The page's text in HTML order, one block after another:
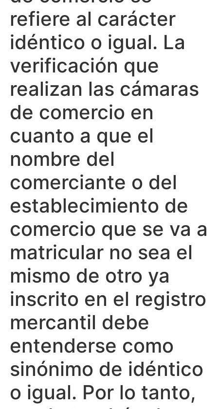
refiere al carácter
idéntico o igual. La
verificación que
realizan las cámaras
de comercio en
cuanto a que el
nombre del
comerciante o del
establecimiento de
comercio que se va a
matricular no sea el
mismo de otro ya
inscrito en el registro
mercantil debe
entenderse como
sinónimo de idéntico
o igual. Por lo tanto,